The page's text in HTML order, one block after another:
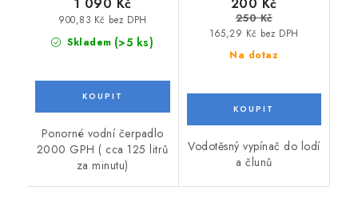
Skladem (>5 ks)
900,83 Kč bez DPH
1 090 Kč
Ponorné vodní čerpadlo
2000 GPH ( cca 125 litrů
za minutu)
Na dotaz
165,29 Kč bez DPH
250 Kč
Vodotěsný vypínač do lodí
a člunů